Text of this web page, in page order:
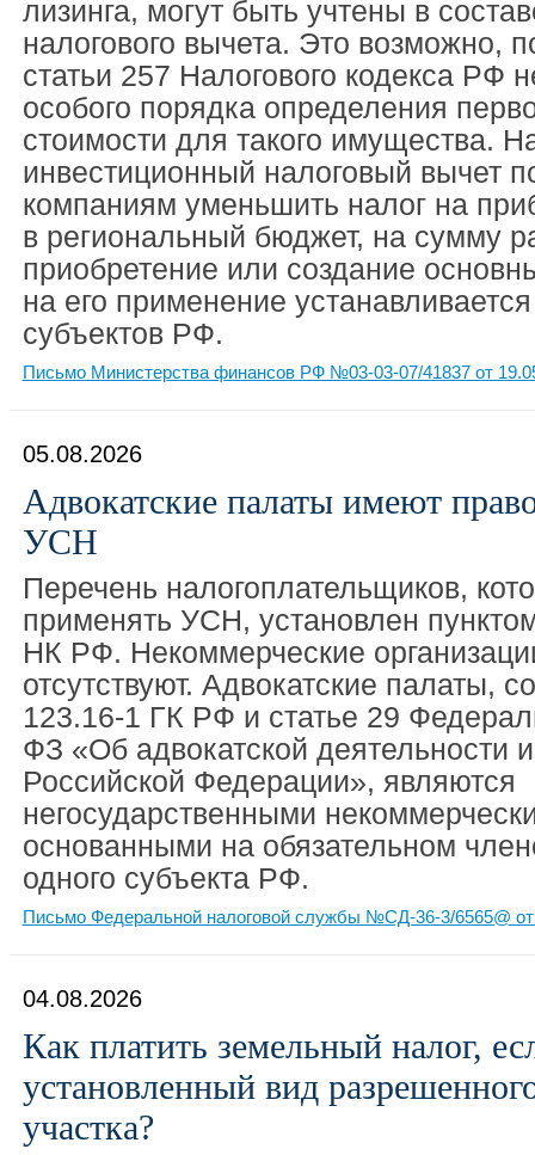
лизинга, могут быть учтены в
налогового вычета. Это возможно,
статьи 257 Налогового кодекса РФ
особого порядка определения
стоимости для такого имущества.
инвестиционный налоговый вычет
компаниям уменьшить налог на
в региональный бюджет, на сумму
приобретение или создание
на его применение
субъектов РФ.
Письмо Министерства финансов РФ №03-03-07/41837 от
05.08.2026
Адвокатские палаты имеют
УСН
Перечень налогоплательщиков,
применять УСН, установлен
НК РФ. Некоммерческие
отсутствуют. Адвокатские палаты,
123.16-1 ГК РФ и статье 29
ФЗ «Об адвокатской деятельности
Российской Федерации», являются
негосударственными
основанными на обязательном
одного субъекта РФ.
Письмо Федеральной налоговой службы №СД-36-3/6565@ от
04.08.2026
Как платить земельный налог,
установленный вид
участка?